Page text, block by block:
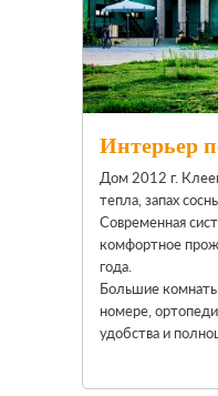
Интерьер
Дом 2012 г.
тепла, запах
Современная
комфортное
года.
Большие
номере,
удобства и